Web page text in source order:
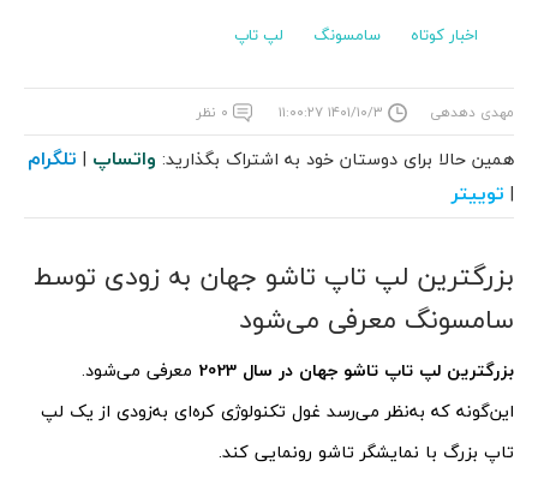
اخبار کوتاه سامسونگ لپ تاپ
مهدی دهدهی ۱۴۰۱/۱۰/۳ ۱۱:۰۰:۲۷ ۰ نظر
همین حالا برای دوستان خود به اشتراک بگذارید: واتساپ | تلگرام
| توییتر
بزرگترین لپ تاپ تاشو جهان به زودی توسط
سامسونگ معرفی می‌شود
بزرگترین لپ تاپ تاشو جهان در سال 2023
معرفی می‌شود.
این‌گونه که به‌نظر می‌رسد غول تکنولوژی کره‌ای به‌زودی از یک لپ
تاپ بزرگ با نمایشگر تاشو رونمایی کند.